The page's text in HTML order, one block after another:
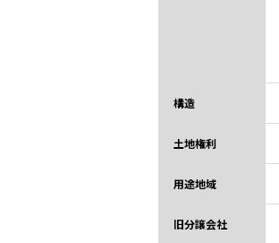
構造
土地権利
用途地域
旧分譲会社